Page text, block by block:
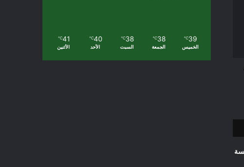
39
℃
الخميس
38
℃
الجمعة
38
℃
السبت
40
℃
الأحد
41
℃
الأثنين